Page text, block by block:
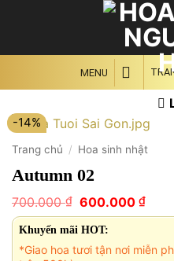
MENU
-14%
Trang chủ / Hoa sinh nhật
Autumn 02
700.000₫ Giá
gốc
là:
700.000 ₫.
600.000 ₫Giá
hiện
Khuyến mãi HOT:
*Giao hoa tươi tận nơi miễn